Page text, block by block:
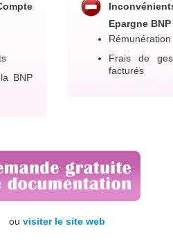
BNP
Epargne BNP
Frais de
facturés
ou visiter le site web